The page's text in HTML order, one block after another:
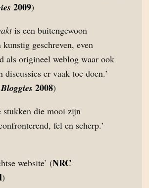
2009)
is een buitengewoon
geschreven, even
als origineel weblog waar ook
discussies er vaak toe doen.’
2008)
stukken die mooi zijn
fel en scherp.’
website’ (NRC
)